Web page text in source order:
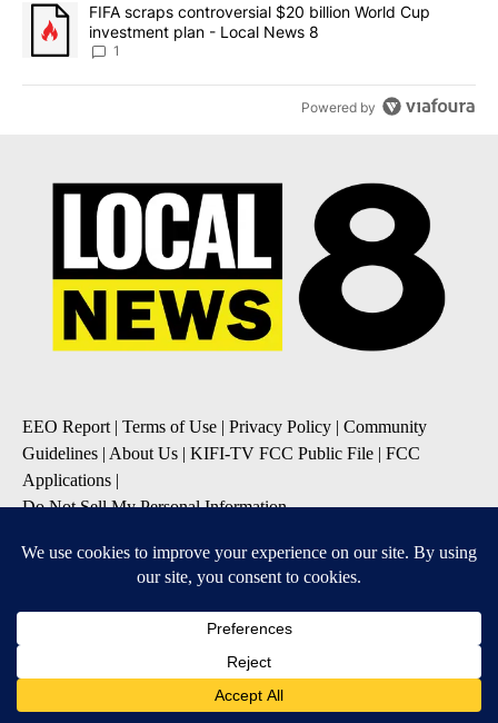
A trending article titled "FIFA scraps controversial $20 billion
FIFA scraps controversial $20 billion World Cup
investment plan - Local News 8
1
Powered by
EEO Report | Terms of Use | Privacy Policy | Community
Guidelines | About Us | KIFI-TV FCC Public File | FCC
Applications |
Do Not Sell My Personal Information
SUBSCRIBE TO OUR EMAIL NEWSLETTERS
Daily Weather Forecast